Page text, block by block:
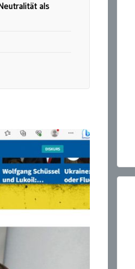
als